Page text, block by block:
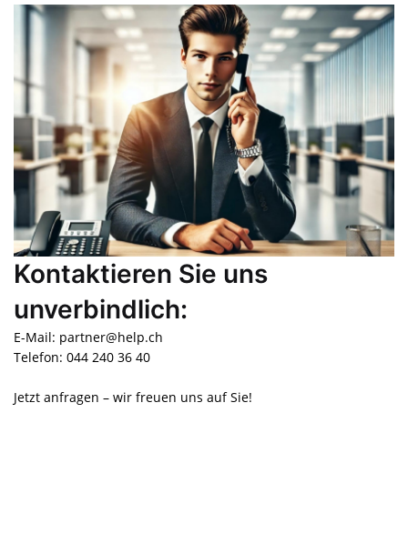
Kontaktieren Sie uns
unverbindlich:
E-Mail: partner@help.ch
Telefon: 044 240 36 40
Jetzt anfragen – wir freuen uns auf Sie!